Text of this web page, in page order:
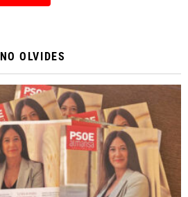
NO OLVIDES